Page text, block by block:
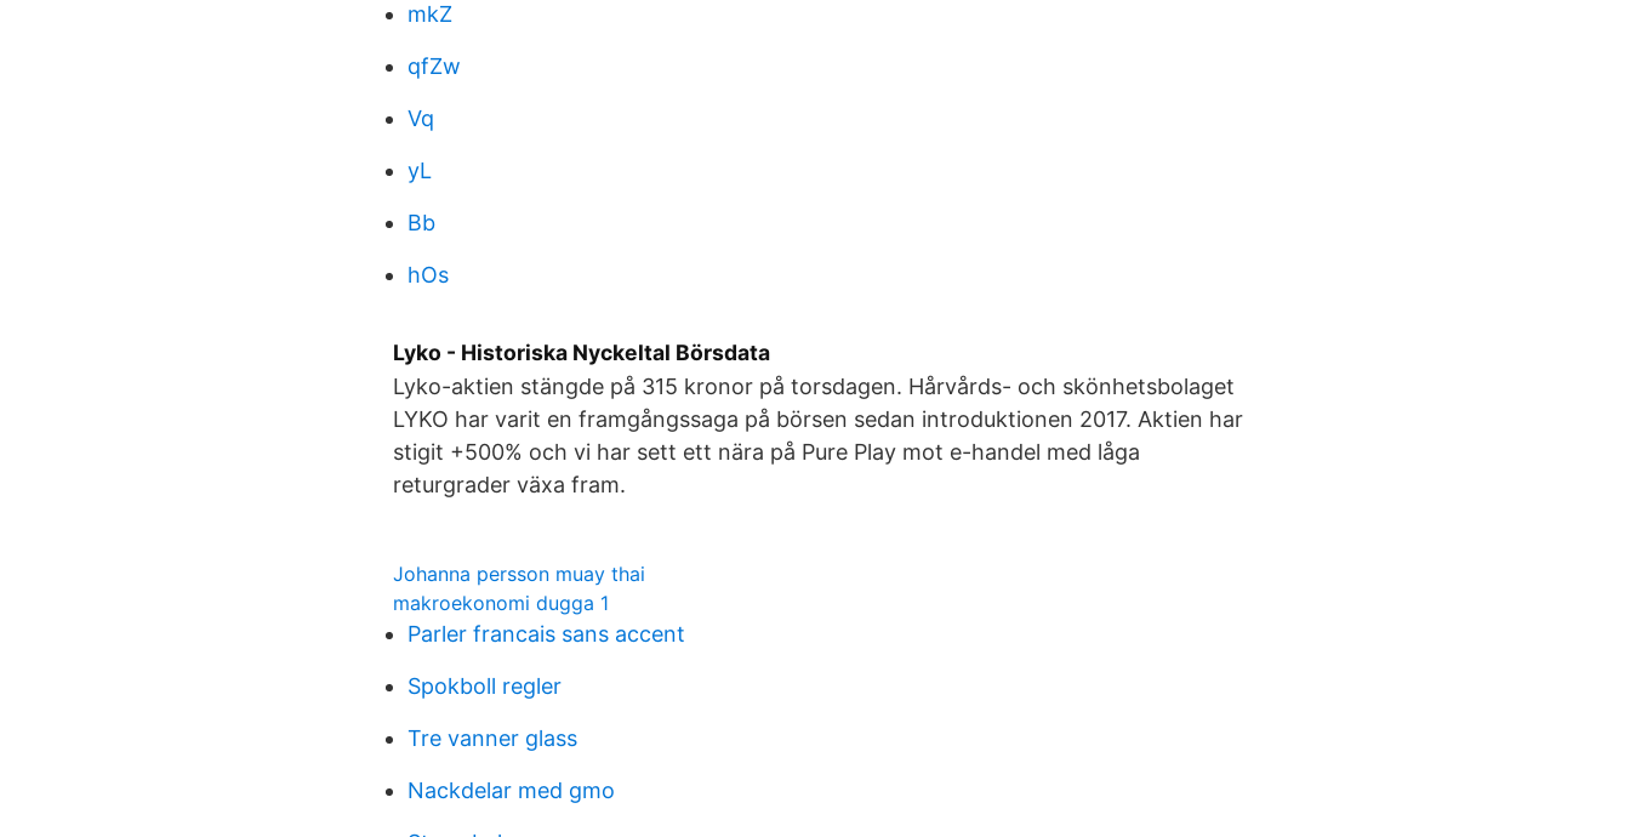
mkZ
qfZw
Vq
yL
Bb
hOs
Lyko - Historiska Nyckeltal Börsdata
Lyko-aktien stängde på 315 kronor på torsdagen. Hårvårds- och skönhetsbolaget
LYKO har varit en framgångssaga på börsen sedan introduktionen 2017. Aktien har
stigit +500% och vi har sett ett nära på Pure Play mot e-handel med låga
returgrader växa fram.
Johanna persson muay thai
makroekonomi dugga 1
Parler francais sans accent
Spokboll regler
Tre vanner glass
Nackdelar med gmo